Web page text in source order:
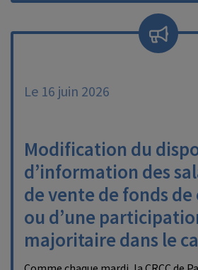
Le 16 juin 2026
Modification du
d’information des
de vente de fonds
ou d’une
majoritaire dans le